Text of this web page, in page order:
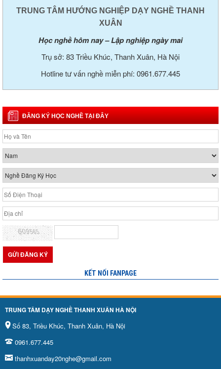
TRUNG TÂM HƯỚNG NGHIỆP DẠY NGHỀ THANH
XUÂN
Học nghề hôm nay – Lập nghiệp ngày mai
Trụ sở: 83 Triều Khúc, Thanh Xuân, Hà Nội
Hotline tư vấn nghề miễn phí: 0961.677.445
ĐĂNG KÝ HỌC NGHỀ TẠI ĐÂY
KẾT NỐI FANPAGE
TRUNG TÂM DẠY NGHỀ THANH XUÂN HÀ NỘI
Số 83, Triều Khúc, Thanh Xuân, Hà Nội
0961.677.445
thanhxuanday20nghe@gmail.com